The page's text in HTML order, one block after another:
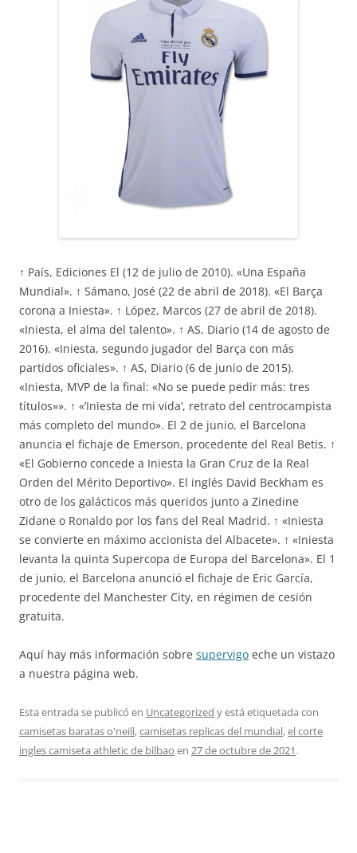
↑ País, Ediciones El (12 de julio de 2010). «Una España
Mundial». ↑ Sámano, José (22 de abril de 2018). «El Barça
corona a Iniesta». ↑ López, Marcos (27 de abril de 2018).
«Iniesta, el alma del talento». ↑ AS, Diario (14 de agosto de
2016). «Iniesta, segundo jugador del Barça con más
partidos oficiales». ↑ AS, Diario (6 de junio de 2015).
«Iniesta, MVP de la final: «No se puede pedir más: tres
títulos»». ↑ «’Iniesta de mi vida’, retrato del centrocampista
más completo del mundo». El 2 de junio, el Barcelona
anuncia el fichaje de Emerson, procedente del Real Betis. ↑
«El Gobierno concede a Iniesta la Gran Cruz de la Real
Orden del Mérito Deportivo». El inglés David Beckham es
otro de los galácticos más queridos junto a Zinedine
Zidane o Ronaldo por los fans del Real Madrid. ↑ «Iniesta
se convierte en máximo accionista del Albacete». ↑ «Iniesta
levanta la quinta Supercopa de Europa del Barcelona». El 1
de junio, el Barcelona anunció el fichaje de Eric García,
procedente del Manchester City, en régimen de cesión
gratuita.
Aquí hay más información sobre supervigo eche un vistazo
a nuestra página web.
Esta entrada se publicó en Uncategorized y está etiquetada con
camisetas baratas o'neill,camisetas replicas del mundial,el corte
ingles camiseta athletic de bilbao en 27 de octubre de 2021.